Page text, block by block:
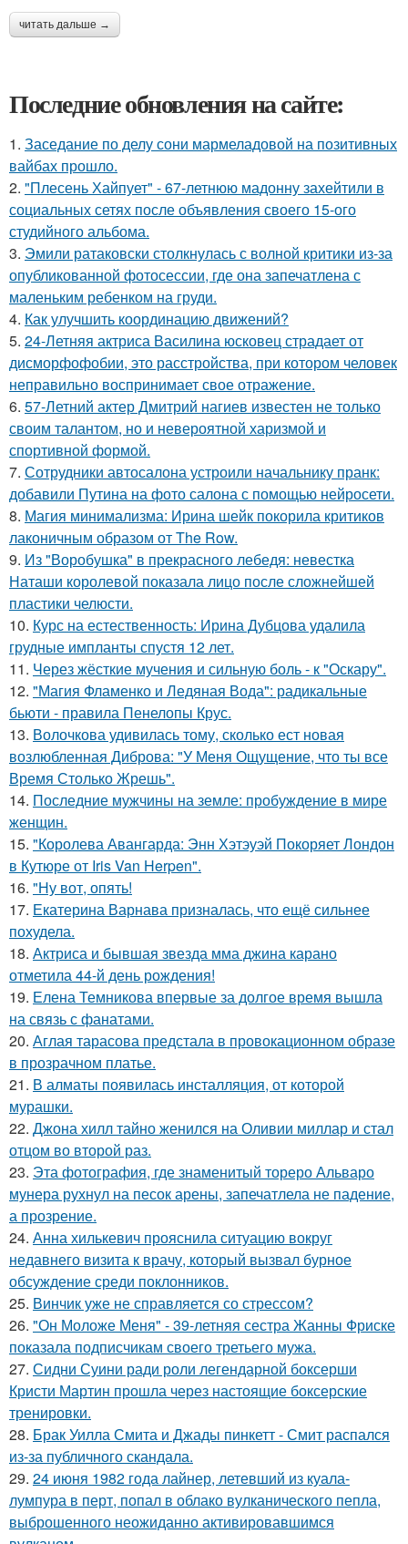
читать дальше →
Последние обновления на сайте:
1. Заседание по делу сони мармеладовой на позитивных
вайбах прошло.
2. "Плесень Хайпует" - 67-летнюю мадонну захейтили в
социальных сетях после объявления своего 15-ого
студийного альбома.
3. Эмили ратаковски столкнулась с волной критики из-за
опубликованной фотосессии, где она запечатлена с
маленьким ребенком на груди.
4. Как улучшить координацию движений?
5. 24-Летняя актриса Василина юсковец страдает от
дисморфофобии, это расстройства, при котором человек
неправильно воспринимает свое отражение.
6. 57-Летний актер Дмитрий нагиев известен не только
своим талантом, но и невероятной харизмой и
спортивной формой.
7. Сотрудники автосалона устроили начальнику пранк:
добавили Путина на фото салона с помощью нейросети.
8. Магия минимализма: Ирина шейк покорила критиков
лаконичным образом от The Row.
9. Из "Воробушка" в прекрасного лебедя: невестка
Наташи королевой показала лицо после сложнейшей
пластики челюсти.
10. Курс на естественность: Ирина Дубцова удалила
грудные импланты спустя 12 лет.
11. Через жёсткие мучения и сильную боль - к "Оскару".
12. "Магия Фламенко и Ледяная Вода": радикальные
бьюти - правила Пенелопы Крус.
13. Волочкова удивилась тому, сколько ест новая
возлюбленная Диброва: "У Меня Ощущение, что ты все
Время Столько Жрешь".
14. Последние мужчины на земле: пробуждение в мире
женщин.
15. "Королева Авангарда: Энн Хэтэуэй Покоряет Лондон
в Кутюре от Iris Van Herpen".
16. "Ну вот, опять!
17. Екатерина Варнава призналась, что ещё сильнее
похудела.
18. Актриса и бывшая звезда мма джина карано
отметила 44-й день рождения!
19. Елена Темникова впервые за долгое время вышла
на связь с фанатами.
20. Аглая тарасова предстала в провокационном образе
в прозрачном платье.
21. В алматы появилась инсталляция, от которой
мурашки.
22. Джона хилл тайно женился на Оливии миллар и стал
отцом во второй раз.
23. Эта фотография, где знаменитый тореро Альваро
мунера рухнул на песок арены, запечатлела не падение,
а прозрение.
24. Анна хилькевич прояснила ситуацию вокруг
недавнего визита к врачу, который вызвал бурное
обсуждение среди поклонников.
25. Винчик уже не справляется со стрессом?
26. "Он Моложе Меня" - 39-летняя сестра Жанны Фриске
показала подписчикам своего третьего мужа.
27. Сидни Суини ради роли легендарной боксерши
Кристи Мартин прошла через настоящие боксерские
тренировки.
28. Брак Уилла Смита и Джады пинкетт - Смит распался
из-за публичного скандала.
29. 24 июня 1982 года лайнер, летевший из куала-
лумпура в перт, попал в облако вулканического пепла,
выброшенного неожиданно активировавшимся